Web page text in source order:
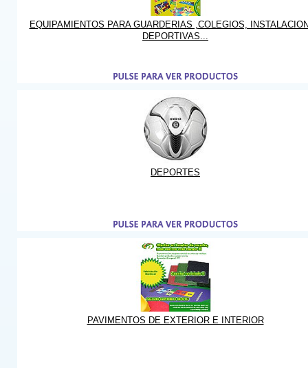
EQUIPAMIENTOS PARA GUARDERIAS ,COLEGIOS,
DEPORTIVAS...
DEPORTES
PAVIMENTOS DE EXTERIOR E INTERIOR